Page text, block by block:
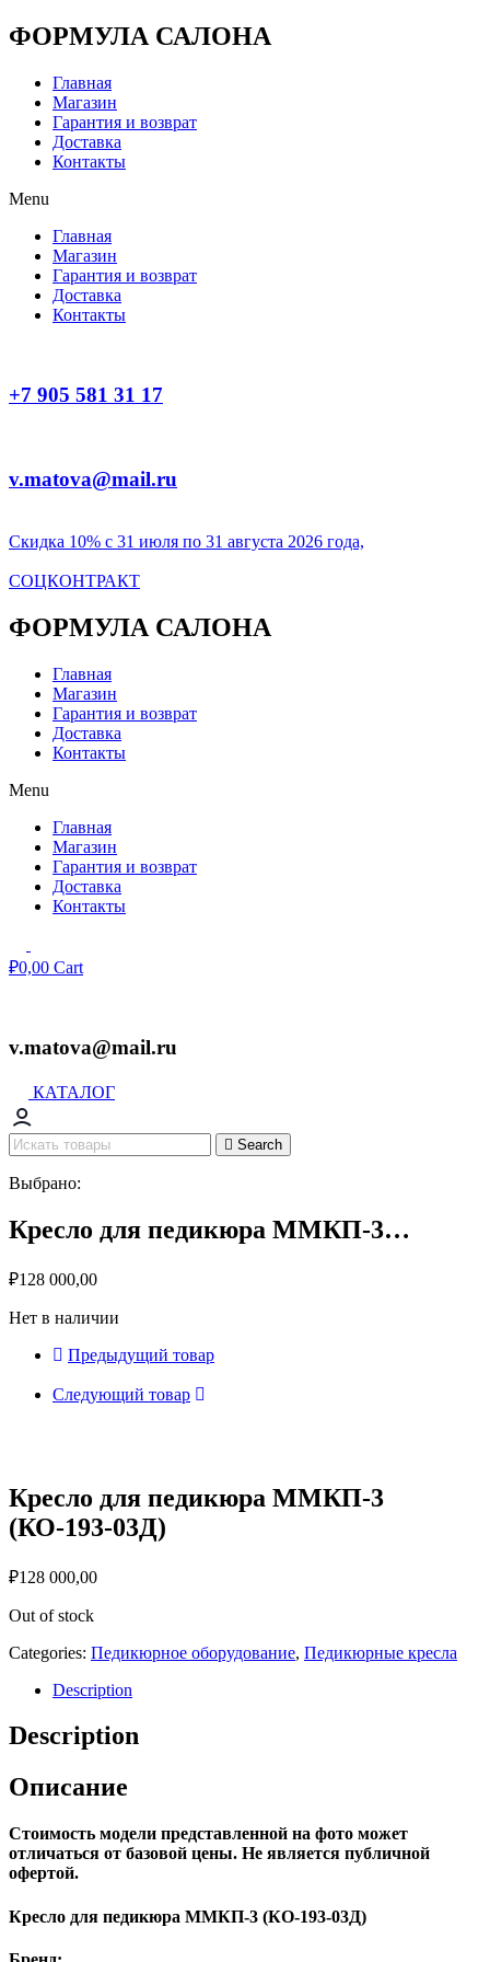
Перейти
к
ФОРМУЛА САЛОНА
Главная
Магазин
Гарантия и возврат
Доставка
Контакты
Menu
Главная
Магазин
Гарантия и возврат
Доставка
Контакты
+7 905 581 31 17
v.matova@mail.ru
Скидка 10% с 31 июля по 31 августа 2026 года,
СОЦКОНТРАКТ
ФОРМУЛА САЛОНА
Главная
Магазин
Гарантия и возврат
Доставка
Контакты
Menu
Главная
Магазин
Гарантия и возврат
Доставка
Контакты
₽0,00 Cart
v.matova@mail.ru
КАТАЛОГ
Search
Выбрано:
Кресло для педикюра ММКП-3…
₽128 000,00
Нет в наличии
Предыдущий товар
Следующий товар
Кресло для педикюра ММКП-3
(КО-193-03Д)
₽128 000,00
Out of stock
Categories: Педикюрное оборудование, Педикюрные кресла
Description
Description
Описание
Стоимость модели представленной на фото может
отличаться от базовой цены. Не является публичной
офертой.
Кресло для педикюра ММКП-3 (КО-193-03Д)